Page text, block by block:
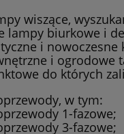
wiszące,
lampy biurkowe i
i nowoczesne
i ogrodowe
do których
w tym:
1-fazowe;
3-fazowe;